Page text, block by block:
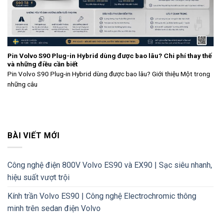
Pin Volvo S90 Plug-in Hybrid dùng được bao lâu? Chi phí thay thế
và những điều cần biết
Pin Volvo S90 Plug-in Hybrid dùng được bao lâu? Giới thiệu Một trong
những câu
BÀI VIẾT MỚI
Công nghệ điện 800V Volvo ES90 và EX90 | Sạc siêu nhanh,
hiệu suất vượt trội
Kính trần Volvo ES90 | Công nghệ Electrochromic thông
minh trên sedan điện Volvo